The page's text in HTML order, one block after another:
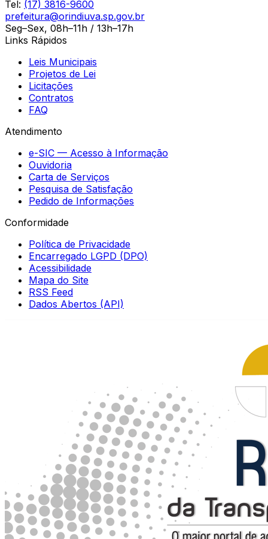
Tel: (17) 3816-9600
prefeitura@orindiuva.sp.gov.br
Seg–Sex, 08h–11h / 13h–17h
Links Rápidos
Leis Municipais
Projetos de Lei
Licitações
Contratos
FAQ
Atendimento
e-SIC — Acesso à Informação
Ouvidoria
Carta de Serviços
Pesquisa de Satisfação
Pedido de Informações
Conformidade
Política de Privacidade
Encarregado LGPD (DPO)
Acessibilidade
Mapa do Site
RSS Feed
Dados Abertos (API)